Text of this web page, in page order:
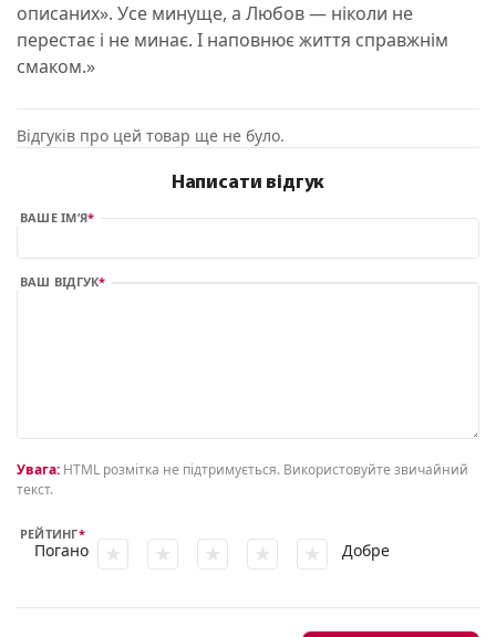
описаних». Усе минуще, а Любов — ніколи не
перестає і не минає. І наповнює життя справжнім
смаком.»
Відгуків про цей товар ще не було.
Написати відгук
ВАШЕ ІМ’Я
ВАШ ВІДГУК
Увага: HTML розмітка не підтримується. Використовуйте звичайний
текст.
РЕЙТИНГ
Погано Добре